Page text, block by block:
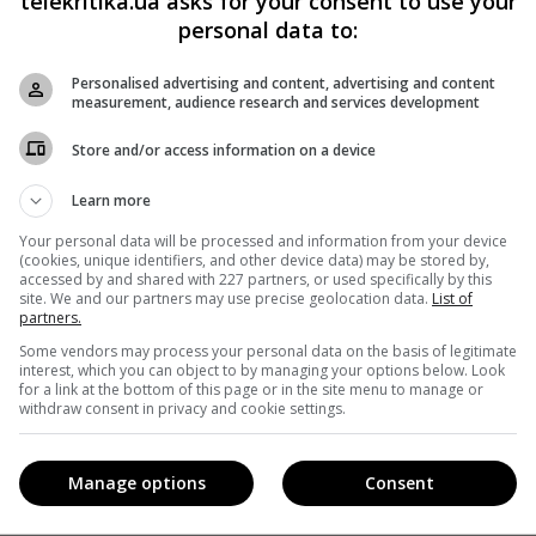
в ТОП-10 фестивалей по посещаемости: за пять
Фестиваль проходил в Киеве на ВДНХ с 3 по 8 июля,
на час, чтобы все гости мероприятия смогли добраться
звездой стал украинский певец Олег Винник, а в
Brothers, LP и Placebo.
personal data to:
Personalised advertising and content, advertising and content
measurement, audience research and services development
Store and/or access information on a device
Learn more
Your personal data will be processed and information from your device
(cookies, unique identifiers, and other device data) may be stored by,
accessed by and shared with 227 partners, or used specifically by this
site. We and our partners may use precise geolocation data. List of
partners.
Some vendors may process your personal data on the basis of legitimate
interest, which you can object to by managing your options below. Look
for a link at the bottom of this page or in the site menu to manage or
withdraw consent in privacy and cookie settings.
Consent
Manage options